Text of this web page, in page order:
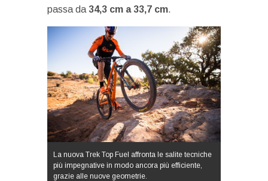
passa da 34,3 cm a 33,7 cm.
La nuova Trek Top Fuel affronta le salite tecniche
più impegnative in modo ancora più efficiente,
grazie alle nuove geometrie.